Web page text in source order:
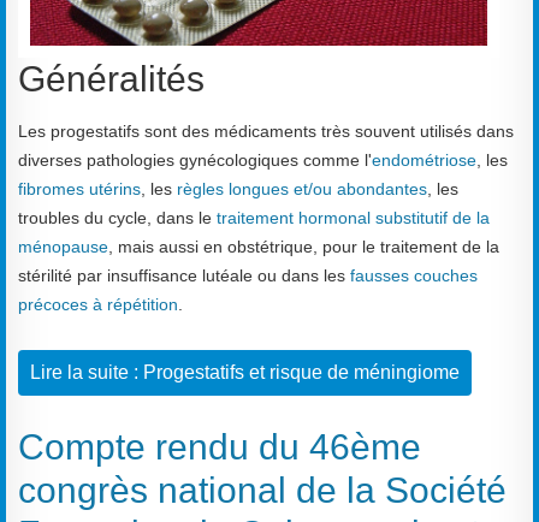
Généralités
Les progestatifs sont des médicaments très souvent utilisés dans
diverses pathologies gynécologiques comme l'endométriose , les
fibromes utérins , les règles longues et/ou abondantes , les
troubles du cycle, dans le traitement hormonal substitutif de la
ménopause , mais aussi en obstétrique, pour le traitement de la
stérilité par insuffisance lutéale ou dans les fausses couches
précoces à répétition
Lire la suite : Progestatifs et risque de méningiome
Compte rendu du 46ème
congrès national de la Société